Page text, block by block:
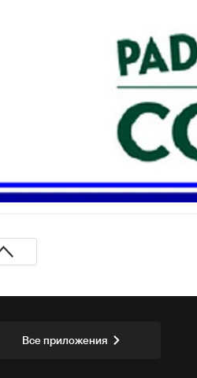
Все приложения